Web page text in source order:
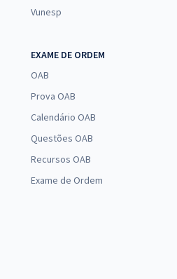
Vunesp
EXAME DE ORDEM
OAB
Prova OAB
Calendário OAB
Questões OAB
Recursos OAB
Exame de Ordem